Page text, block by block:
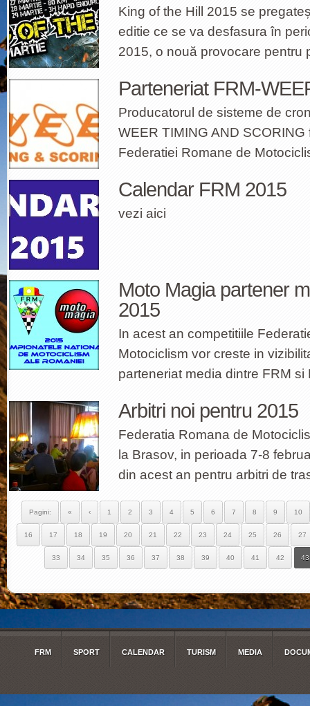
King of the Hill 2015 se
editie ce se va desfasura în
2015, o nouă provocare pentru
Parteneriat FRM-
Producatorul de sisteme de
WEER TIMING AND SCORING
Federatiei Romane de
Calendar FRM 2015
vezi aici
Moto Magia partener
2015
In acest an competitiile
Motociclism vor creste in
parteneriat media dintre FRM si
Arbitri noi pentru 2015
Federatia Romana de
la Brasov, in perioada 7-8
din acest an pentru arbitri de
Pagini: « ‹ 1 2 3 4 5 6 7 8 9 10
16 17 18 19 20 21 22 23 24 25 26 27
33 34 35 36 37 38 39 40 41 42 43
FRM SPORT CALENDAR TURISM MEDIA